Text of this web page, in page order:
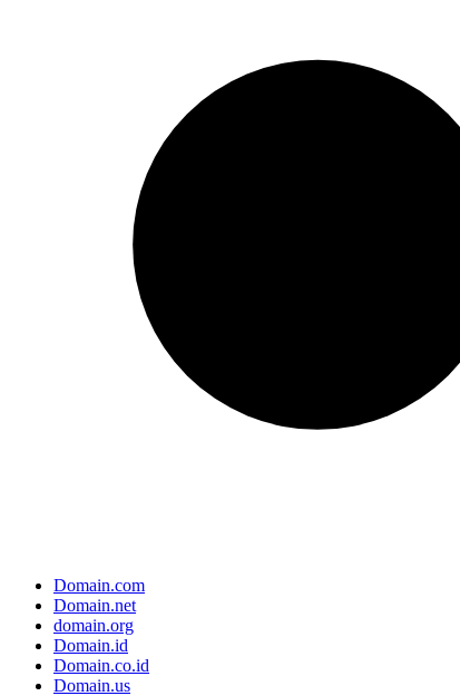
Domain.com
Domain.net
domain.org
Domain.id
Domain.co.id
Domain.us